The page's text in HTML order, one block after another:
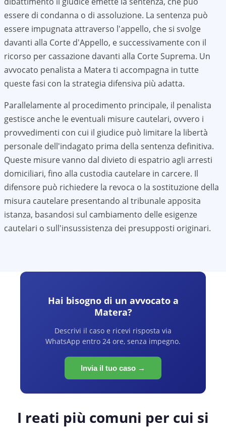
essere di condanna o di assoluzione. La sentenza può
essere impugnata attraverso l'appello, che si svolge
davanti alla Corte d'Appello, e successivamente con il
ricorso per cassazione davanti alla Corte Suprema. Un
avvocato penalista a Matera ti accompagna in tutte
queste fasi con la strategia difensiva più adatta.
Parallelamente al procedimento principale, il penalista
gestisce anche le eventuali misure cautelari, ovvero i
provvedimenti con cui il giudice può limitare la libertà
personale dell'indagato prima della sentenza definitiva.
Queste misure vanno dal divieto di espatrio agli arresti
domiciliari, fino alla custodia cautelare in carcere. Il
difensore può richiedere la revoca o la sostituzione della
misura cautelare presentando al tribunale apposita
istanza, basandosi sul cambiamento delle esigenze
cautelari o sull'insussistenza dei presupposti originari.
Hai bisogno di un avvocato a
Matera?
Descrivi il caso e ricevi risposta via
WhatsApp entro 24 ore, senza impegno.
Invia il tuo caso →
I reati più comuni per cui si